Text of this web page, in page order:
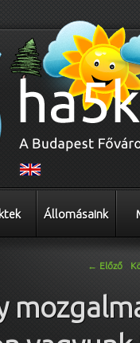
Állomásaink
← Előző